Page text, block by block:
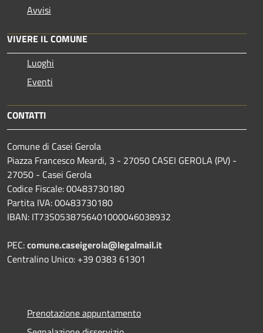
Avvisi
VIVERE IL COMUNE
Luoghi
Eventi
CONTATTI
Comune di Casei Gerola
Piazza Francesco Meardi, 3 - 27050 CASEI GEROLA (PV) -
27050 - Casei Gerola
Codice Fiscale: 00483730180
Partita IVA: 00483730180
IBAN: IT73S0538756401000046038932
PEC:comune.caseigerola@legalmail.it
Centralino Unico: +39 0383 61301
Prenotazione appuntamento